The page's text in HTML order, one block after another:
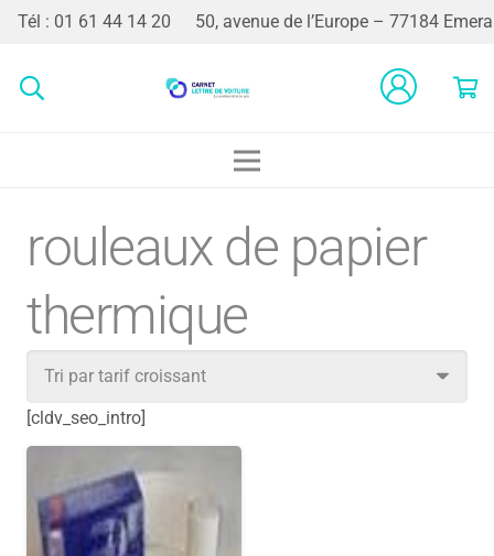
Tél : 01 61 44 14 20 50, avenue de l’Europe – 77184
rouleaux de papier
thermique
[cldv_seo_intro]